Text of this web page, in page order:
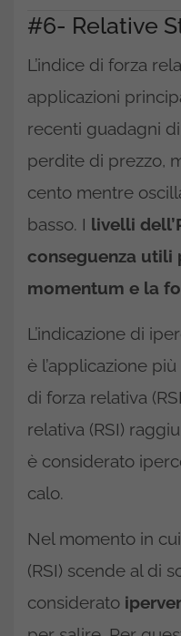
#6- Relative
L’indice di forza
applicazioni
recenti guadagni
perdite di prezzo,
cento mentre
basso. I livelli
conseguenza utili
momentum e la
L’indicazione di
è l’applicazione
di forza relativa
relativa (RSI)
è considerato
calo.
Nel momento in
(RSI) scende al di
considerato